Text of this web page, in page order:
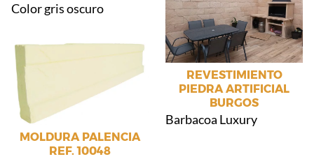
Color gris oscuro
MOLDURA PALENCIA
REF. 10048
REVESTIMIENTO
PIEDRA ARTIFICIAL
BURGOS
Barbacoa Luxury